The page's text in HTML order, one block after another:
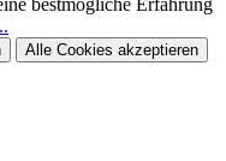
bestmögliche Erfahrung
Alle Cookies akzeptieren